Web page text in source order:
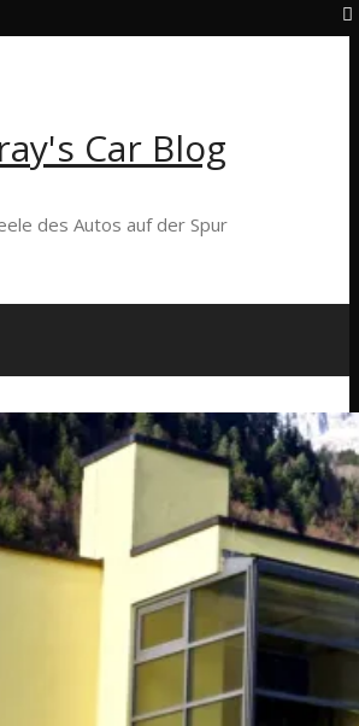
Car Blog
des Autos auf der Spur